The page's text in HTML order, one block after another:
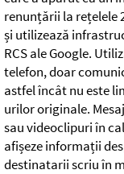
renunțării la rețelele
și utilizează
RCS ale Google.
telefon, doar
astfel încât nu este
urilor originale.
sau videoclipuri în
afișeze informații
destinatarii scriu în